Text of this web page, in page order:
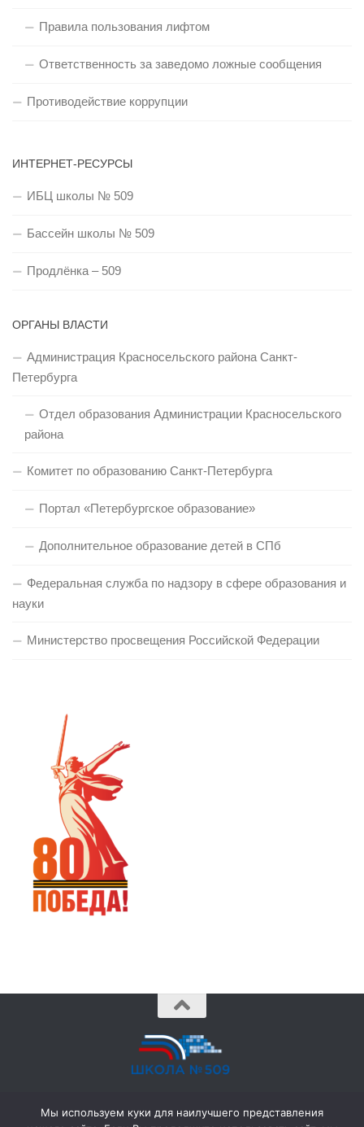
Правила пользования лифтом
Ответственность за заведомо ложные сообщения
Противодействие коррупции
ИНТЕРНЕТ-РЕСУРСЫ
ИБЦ школы № 509
Бассейн школы № 509
Продлёнка – 509
ОРГАНЫ ВЛАСТИ
Администрация Красносельского района Санкт-
Петербурга
Отдел образования Администрации Красносельского
района
Комитет по образованию Санкт-Петербурга
Портал «Петербургское образование»
Дополнительное образование детей в СПб
Федеральная служба по надзору в сфере образования и
науки
Министерство просвещения Российской Федерации
702-38-62 •
Мы используем куки для наилучшего представления